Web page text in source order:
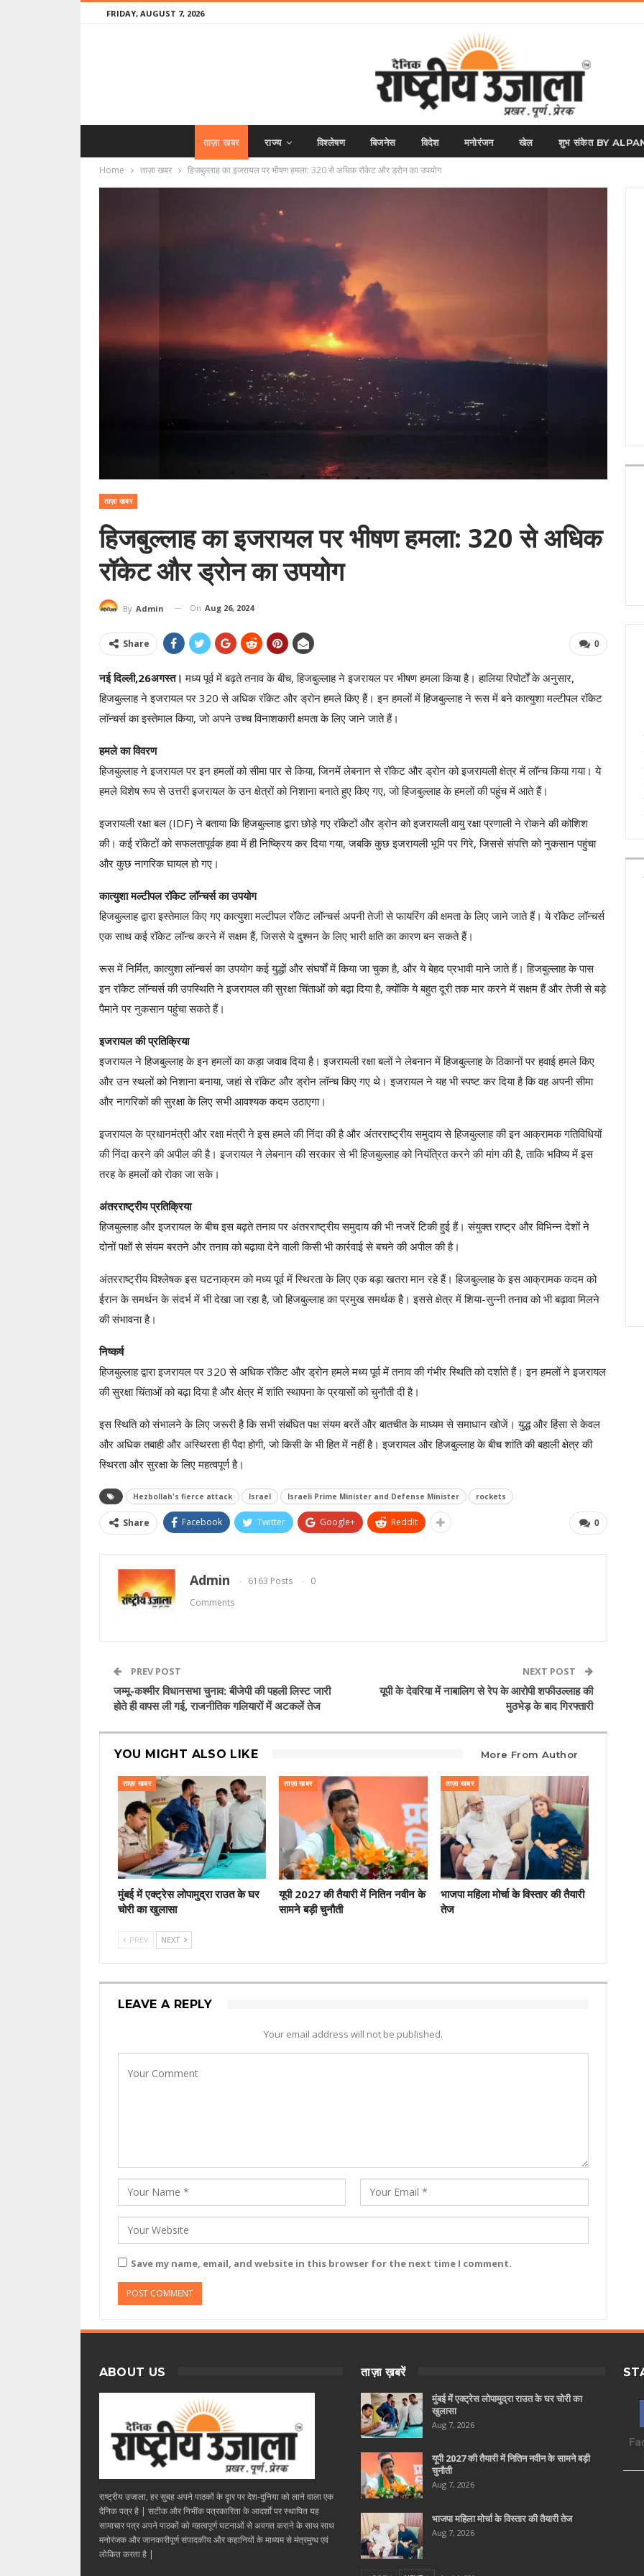
FRIDAY, AUGUST 7, 2026
ताज़ा खबर राज्य विश्लेषण बिजनेस विदेश मनोरंजन खेल शुभ संकेत BY
Home ताज़ा खबर हिजबुल्लाह का इजरायल पर भीषण हमला: 320 से अधिक रॉकेट और ड्रोन का उपयोग
ताज़ा खबर
हिजबुल्लाह का इजरायल पर भीषण हमला: 320 से अधिक
रॉकेट और ड्रोन का उपयोग
By Admin On Aug 26, 2024
0
Share
नई दिल्ली,26अगस्त।मध्य पूर्व में बढ़ते तनाव के बीच, हिजबुल्लाह ने इजरायल पर भीषण हमला किया है। हालिया रिपोर्टों के अनुसार,
हिजबुल्लाह ने इजरायल पर 320 से अधिक रॉकेट और ड्रोन हमले किए हैं। इन हमलों में हिजबुल्लाह ने रूस में बने कात्युशा मल्टीपल रॉकेट
लॉन्चर्स का इस्तेमाल किया, जो अपने उच्च विनाशकारी क्षमता के लिए जाने जाते हैं।
हमले का विवरण
हिजबुल्लाह ने इजरायल पर इन हमलों को सीमा पार से किया, जिनमें लेबनान से रॉकेट और ड्रोन को इजरायली क्षेत्र में लॉन्च किया गया। ये
हमले विशेष रूप से उत्तरी इजरायल के उन क्षेत्रों को निशाना बनाते हुए किए गए, जो हिजबुल्लाह के हमलों की पहुंच में आते हैं।
इजरायली रक्षा बल (IDF) ने बताया कि हिजबुल्लाह द्वारा छोड़े गए रॉकेटों और ड्रोन को इजरायली वायु रक्षा प्रणाली ने रोकने की कोशिश
की। कई रॉकेटों को सफलतापूर्वक हवा में ही निष्क्रिय कर दिया गया, जबकि कुछ इजरायली भूमि पर गिरे, जिससे संपत्ति को नुकसान पहुंचा
और कुछ नागरिक घायल हो गए।
कात्युशा मल्टीपल रॉकेट लॉन्चर्स का उपयोग
हिजबुल्लाह द्वारा इस्तेमाल किए गए कात्युशा मल्टीपल रॉकेट लॉन्चर्स अपनी तेजी से फायरिंग की क्षमता के लिए जाने जाते हैं। ये रॉकेट लॉन्चर्स
एक साथ कई रॉकेट लॉन्च करने में सक्षम हैं, जिससे ये दुश्मन के लिए भारी क्षति का कारण बन सकते हैं।
रूस में निर्मित, कात्युशा लॉन्चर्स का उपयोग कई युद्धों और संघर्षों में किया जा चुका है, और ये बेहद प्रभावी माने जाते हैं। हिजबुल्लाह के पास
इन रॉकेट लॉन्चर्स की उपस्थिति ने इजरायल की सुरक्षा चिंताओं को बढ़ा दिया है, क्योंकि ये बहुत दूरी तक मार करने में सक्षम हैं और तेजी से बड़े
पैमाने पर नुकसान पहुंचा सकते हैं।
इजरायल की प्रतिक्रिया
इजरायल ने हिजबुल्लाह के इन हमलों का कड़ा जवाब दिया है। इजरायली रक्षा बलों ने लेबनान में हिजबुल्लाह के ठिकानों पर हवाई हमले किए
और उन स्थलों को निशाना बनाया, जहां से रॉकेट और ड्रोन लॉन्च किए गए थे। इजरायल ने यह भी स्पष्ट कर दिया है कि वह अपनी सीमा
और नागरिकों की सुरक्षा के लिए सभी आवश्यक कदम उठाएगा।
इजरायल के प्रधानमंत्री और रक्षा मंत्री ने इस हमले की निंदा की है और अंतरराष्ट्रीय समुदाय से हिजबुल्लाह की इन आक्रामक गतिविधियों
की निंदा करने की अपील की है। इजरायल ने लेबनान की सरकार से भी हिजबुल्लाह को नियंत्रित करने की मांग की है, ताकि भविष्य में इस
तरह के हमलों को रोका जा सके।
अंतरराष्ट्रीय प्रतिक्रिया
हिजबुल्लाह और इजरायल के बीच इस बढ़ते तनाव पर अंतरराष्ट्रीय समुदाय की भी नजरें टिकी हुई हैं। संयुक्त राष्ट्र और विभिन्न देशों ने
दोनों पक्षों से संयम बरतने और तनाव को बढ़ावा देने वाली किसी भी कार्रवाई से बचने की अपील की है।
अंतरराष्ट्रीय विश्लेषक इस घटनाक्रम को मध्य पूर्व में स्थिरता के लिए एक बड़ा खतरा मान रहे हैं। हिजबुल्लाह के इस आक्रामक कदम को
ईरान के समर्थन के संदर्भ में भी देखा जा रहा है, जो हिजबुल्लाह का प्रमुख समर्थक है। इससे क्षेत्र में शिया-सुन्नी तनाव को भी बढ़ावा मिलने
की संभावना है।
निष्कर्ष
हिजबुल्लाह द्वारा इजरायल पर 320 से अधिक रॉकेट और ड्रोन हमले मध्य पूर्व में तनाव की गंभीर स्थिति को दर्शाते हैं। इन हमलों ने इजरायल
की सुरक्षा चिंताओं को बढ़ा दिया है और क्षेत्र में शांति स्थापना के प्रयासों को चुनौती दी है।
इस स्थिति को संभालने के लिए जरूरी है कि सभी संबंधित पक्ष संयम बरतें और बातचीत के माध्यम से समाधान खोजें। युद्ध और हिंसा से केवल
और अधिक तबाही और अस्थिरता ही पैदा होगी, जो किसी के भी हित में नहीं है। इजरायल और हिजबुल्लाह के बीच शांति की बहाली क्षेत्र की
स्थिरता और सुरक्षा के लिए महत्वपूर्ण है।
Hezbollah's fierce attack Israel Israeli Prime Minister and Defense Minister rockets
0
Share Facebook Twitter Google+ ReddIt
Admin 6163 Posts
0
Comments
PREV POST
जम्मू-कश्मीर विधानसभा चुनाव: बीजेपी की पहली लिस्ट जारी
होते ही वापस ली गई, राजनीतिक गलियारों में अटकलें तेज
NEXT POST
यूपी के देवरिया में नाबालिग से रेप के आरोपी शफीउल्लाह की
मुठभेड़ के बाद गिरफ्तारी
YOU MIGHT ALSO LIKE More From Author
ताज़ा खबर
मुंबई में एक्ट्रेस लोपामुद्रा राउत के घर
चोरी का खुलासा
ताज़ा खबर
यूपी 2027 की तैयारी में नितिन नवीन के
सामने बड़ी चुनौती
ताज़ा खबर
भाजपा महिला मोर्चा के विस्तार की तैयारी
तेज
PREV NEXT
LEAVE A REPLY
Your email address will not be published.
Save my name, email, and website in this browser for the next time I comment.
ABOUT US
राष्ट्रीय उजाला, हर सुबह अपने पाठकों के दॄार पर देश-दुनिया को लाने वाला एक
दैनिक पत्र है | सटीक और निभींक पत्रकारिता के आदर्शों पर स्थापित यह
सामाचार पत्र अपने पाठकों को महत्वपूर्ण घटनाओं से अवगत कराने के साथ साथ
मनोरंजक और जानकारीपूर्ण संपादकीय और कहानियों के माध्यम से मंत्रमुग्ध एवं
लोकित करता है |
ताज़ा ख़बरें
मुंबई में एक्ट्रेस लोपामुद्रा राउत के घर चोरी का
खुलासा
Aug 7, 2026
यूपी 2027 की तैयारी में नितिन नवीन के सामने बड़ी
चुनौती
Aug 7, 2026
भाजपा महिला मोर्चा के विस्तार की तैयारी तेज
Aug 7, 2026